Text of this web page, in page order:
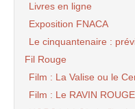
Livres en ligne
Exposition FNACA
Le cinquantenaire :
Fil Rouge
Film : La Valise ou le
Film : Le RAVIN ROUGE